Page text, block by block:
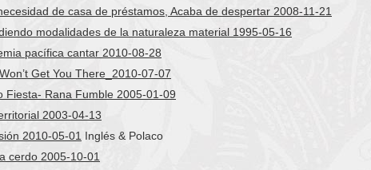
de casa de préstamos, Acaba de despertar 2008-11-21
modalidades de la naturaleza material 1995-05-16
pacífica cantar 2010-08-28
Get You There_2010-07-07
Fiesta- Rana Fumble 2005-01-09
2003-04-13
2010-05-01 Inglés & Polaco
cerdo 2005-10-01